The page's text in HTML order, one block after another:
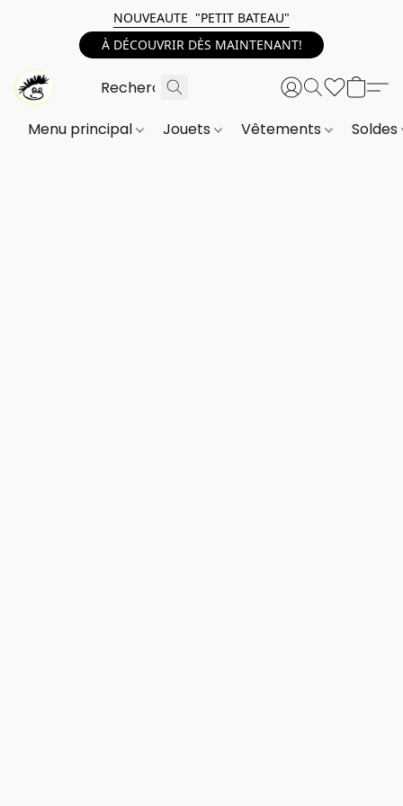
NOUVEAUTE "PETIT BATEAU"
À DÉCOUVRIR DÈS MAINTENANT!
Menu principal Jouets Vêtements Soldes